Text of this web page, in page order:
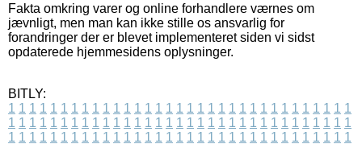
Fakta omkring varer og online forhandlere værnes om
jævnligt, men man kan ikke stille os ansvarlig for
forandringer der er blevet implementeret siden vi sidst
opdaterede hjemmesidens oplysninger.
BITLY:
1 1 1 1 1 1 1 1 1 1 1 1 1 1 1 1 1 1 1 1 1 1 1 1 1 1 1 1 1 1 1 1 1
1 1 1 1 1 1 1 1 1 1 1 1 1 1 1 1 1 1 1 1 1 1 1 1 1 1 1 1 1 1 1 1 1
1 1 1 1 1 1 1 1 1 1 1 1 1 1 1 1 1 1 1 1 1 1 1 1 1 1 1 1 1 1 1 1 1